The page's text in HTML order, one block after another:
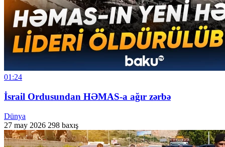
01:24
İsrail Ordusundan HƏMAS-a ağır zərbə
Dünya
27 may 2026 298 baxış